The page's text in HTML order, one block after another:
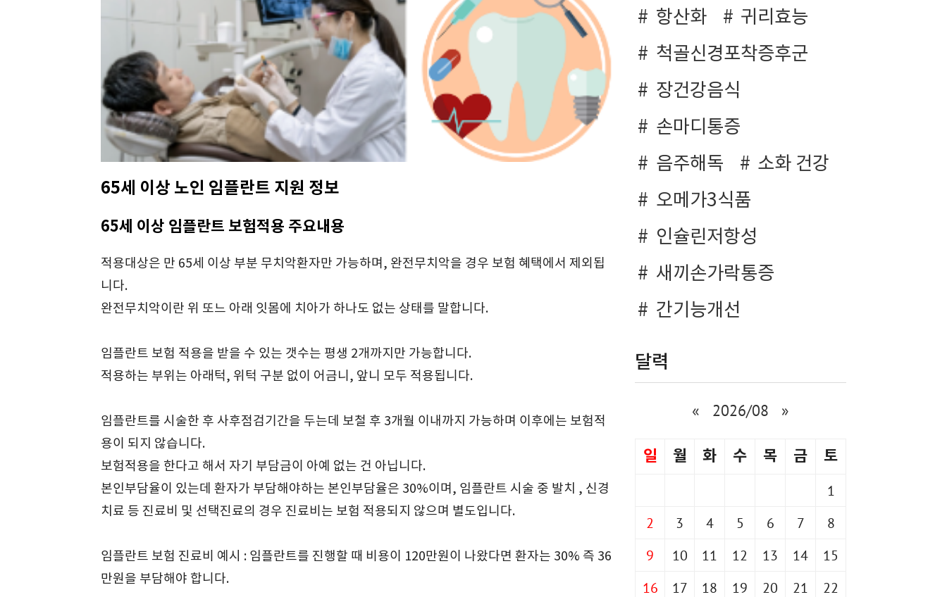
65세 이상 노인 임플란트 지원 정보
65세 이상 임플란트 보험적용 주요내용
적용대상은 만 65세 이상 부분 무치악환자만 가능하며, 완전무치악을 경우 보험 혜택에서 제외됩
니다.
완전무치악이란 위 또느 아래 잇몸에 치아가 하나도 없는 상태를 말합니다.
임플란트 보험 적용을 받을 수 있는 갯수는 평생 2개까지만 가능합니다.
적용하는 부위는 아래턱, 위턱 구분 없이 어금니, 앞니 모두 적용됩니다.
임플란트를 시술한 후 사후점검기간을 두는데 보철 후 3개월 이내까지 가능하며 이후에는 보험적
용이 되지 않습니다.
보험적용을 한다고 해서 자기 부담금이 아예 없는 건 아닙니다.
본인부담율이 있는데 환자가 부담해야하는 본인부담율은 30%이며, 임플란트 시술 중 발치 , 신경
치료 등 진료비 및 선택진료의 경우 진료비는 보험 적용되지 않으며 별도입니다.
임플란트 보험 진료비 예시 : 임플란트를 진행할 때 비용이 120만원이 나왔다면 환자는 30% 즉 36
만원을 부담해야 합니다.
항산화
귀리효능
척골신경포착증후군
장건강음식
손마디통증
음주해독
소화 건강
오메가3식품
인슐린저항성
새끼손가락통증
간기능개선
달력
« 2026/08 »
일 월 화 수 목 금 토
1
2
3 4 5 6 7
8
9
10 11 12 13 14
15
16
17 18 19 20 21
22